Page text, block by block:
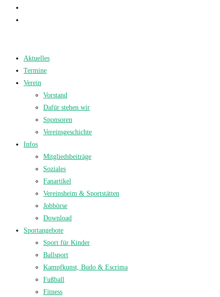
Aktuelles
Termine
Verein
Vorstand
Dafür stehen wir
Sponsoren
Vereinsgeschichte
Infos
Mitgliedsbeiträge
Soziales
Fanartikel
Vereinsheim & Sportstätten
Jobbörse
Download
Sportangebote
Sport für Kinder
Ballsport
Kampfkunst, Budo & Escrima
Fußball
Fitness